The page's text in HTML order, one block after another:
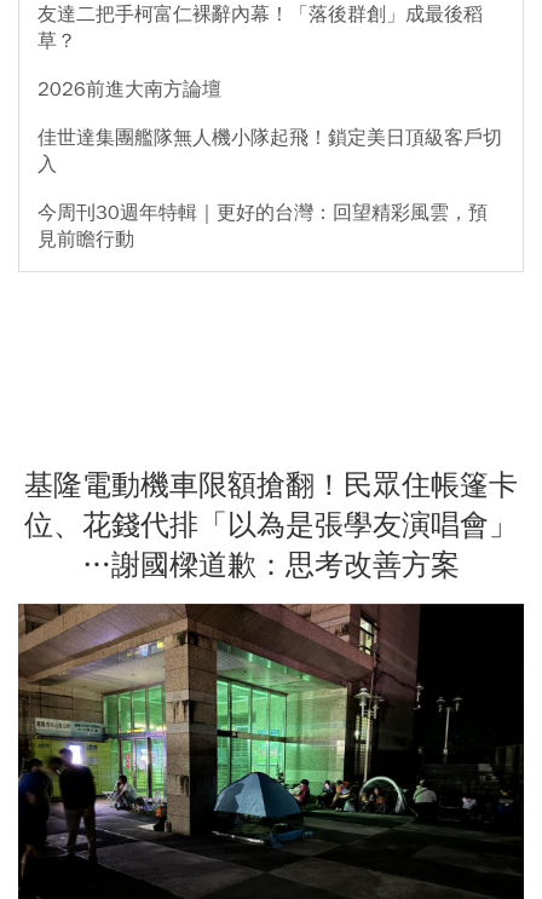
友達二把手柯富仁裸辭內幕！「落後群創」成最後稻
草？
2026前進大南方論壇
佳世達集團艦隊無人機小隊起飛！鎖定美日頂級客戶切
入
今周刊30週年特輯｜更好的台灣：回望精彩風雲，預
見前瞻行動
基隆電動機車限額搶翻！民眾住帳篷卡
位、花錢代排「以為是張學友演唱會」
…謝國樑道歉：思考改善方案